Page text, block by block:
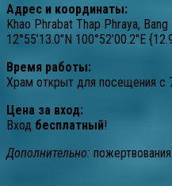
Адрес и координаты:
Khao Phrabat Thap Phraya,
12°55’13.0″N 100°52’00.2″E
Время работы:
Храм открыт для посещения с
Цена за вход:
Вход бесплатный!
Дополнительно: